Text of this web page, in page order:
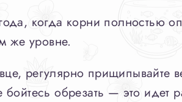
когда корни полностью
же уровне.
регулярно прищипывайте
обрезать — это идет